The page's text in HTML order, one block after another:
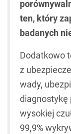
ten, który
badanych
Dodatkowo
z
wady,
diagnostykę
wysokiej
99,9%